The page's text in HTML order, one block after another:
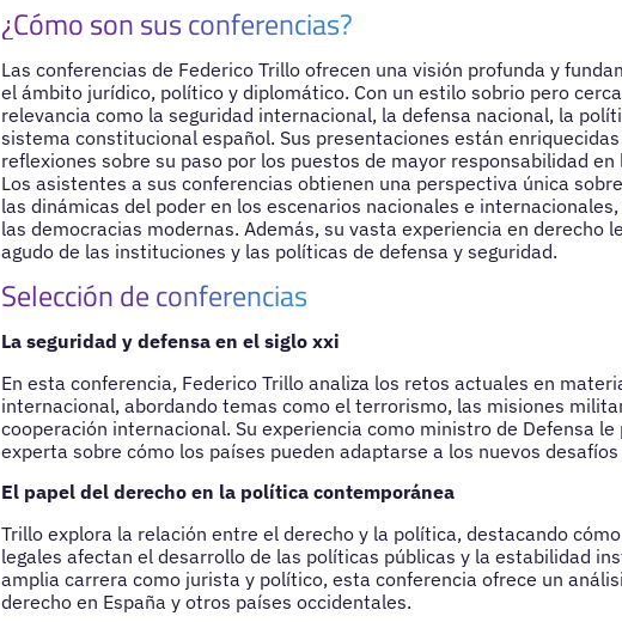
¿Cómo son sus conferencias?
Las conferencias de Federico Trillo ofrecen una visión profunda y
el ámbito jurídico, político y diplomático. Con un estilo sobrio pero
relevancia como la seguridad internacional, la defensa nacional, la
sistema constitucional español. Sus presentaciones están
reflexiones sobre su paso por los puestos de mayor responsabilidad
Los asistentes a sus conferencias obtienen una perspectiva única
las dinámicas del poder en los escenarios nacionales e
las democracias modernas. Además, su vasta experiencia en derecho
agudo de las instituciones y las políticas de defensa y seguridad.
Selección de conferencias
La seguridad y defensa en el siglo xxi
En esta conferencia, Federico Trillo analiza los retos actuales en
internacional, abordando temas como el terrorismo, las misiones
cooperación internacional. Su experiencia como ministro de Defensa
experta sobre cómo los países pueden adaptarse a los nuevos
El papel del derecho en la política contemporánea
Trillo explora la relación entre el derecho y la política, destacando
legales afectan el desarrollo de las políticas públicas y la estabilidad
amplia carrera como jurista y político, esta conferencia ofrece un
derecho en España y otros países occidentales.